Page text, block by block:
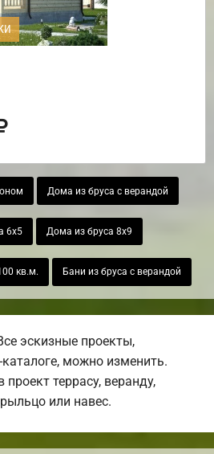
Дома из бруса с верандой
6х5 Дома из бруса 8х9
кв.м. Бани из бруса с верандой
эскизные проекты,
можно изменить.
террасу, веранду,
или навес.